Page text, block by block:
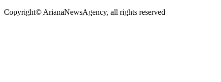
Copyright© ArianaNewsAgency, all rights reserved